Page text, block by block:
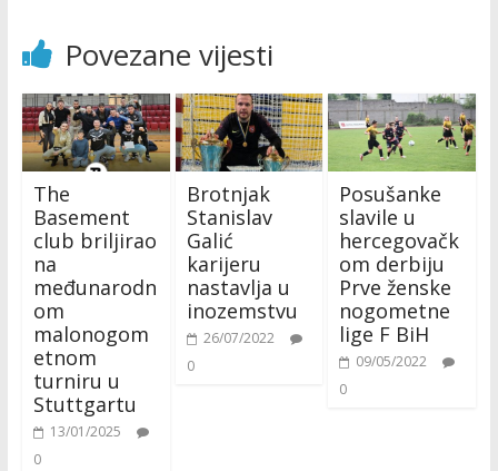
Povezane vijesti
The
Basement
club briljirao
na
međunarodn
om
malonogom
etnom
turniru u
Stuttgartu
13/01/2025
0
Brotnjak
Stanislav
Galić
karijeru
nastavlja u
inozemstvu
26/07/2022
0
Posušanke
slavile u
hercegovačk
om derbiju
Prve ženske
nogometne
lige F BiH
09/05/2022
0